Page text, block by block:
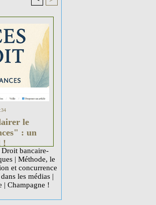
le
: un
!
Droit bancaire-
| Méthode, le
et concurrence
les médias |
| Champagne !